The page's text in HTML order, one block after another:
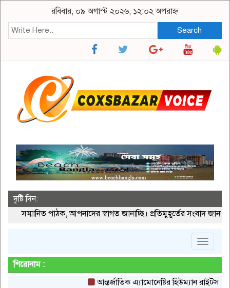
রবিবার, ০৯ অগাস্ট ২০২৬, ১২:০২ অপরাহ্ন
Search
দৃষ্টি দিন:
পাঠক, আপনাদের স্বাগত জানাচ্ছি। প্রতিমুহূর্তের সংবাদ জানতে
Toggle
শিরোনাম :
আন্তর্জাতিক এ্যামোনেষ্টির হিউম্যান রাইটস